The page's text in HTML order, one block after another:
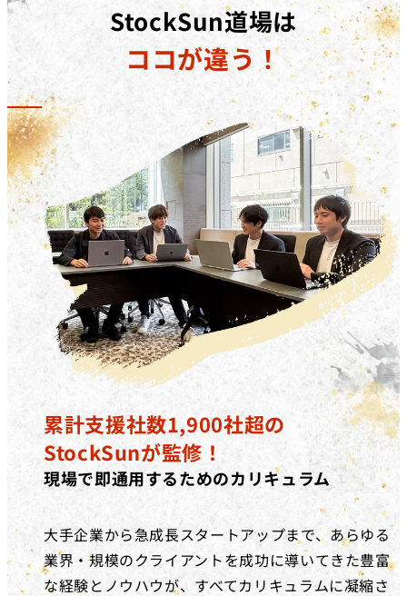
補助金の詳細
対象コースを​受講修了した​際に、​受講料(税抜)の​50%相
当額を​給付いたします。​さらに、​ 弊社紹介経由の転職
後、1年間継続就業で追加の受講料(税抜)20%相当額を
給付いたします。
※リスキリング補助金の予算に達し次第終了となりま
す。
StockSun道場は
ココが違う！
累計支援社数1,900社超の
StockSunが監修！
現場で即通用するためのカリキュラム
大手企業から急成長スタートアップまで、あらゆる
業界・規模のクライアントを成功に導いてきた豊富
な経験とノウハウが、すべてカリキュラムに凝縮さ